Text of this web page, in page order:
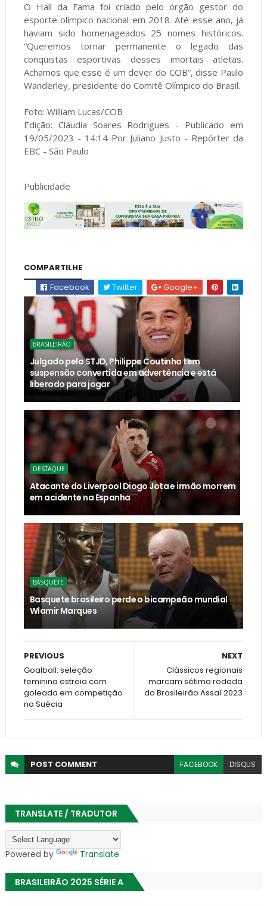
O Hall da Fama foi criado pelo órgão gestor do
esporte olímpico nacional em 2018. Até esse ano, já
haviam sido homenageados 25 nomes históricos.
“Queremos tornar permanente o legado das
conquistas esportivas desses imortais atletas.
Achamos que esse é um dever do COB”, disse Paulo
Wanderley, presidente do Comitê Olímpico do Brasil.
Foto: William Lucas/COB
Edição: Cláudia Soares Rodrigues - Publicado em
19/05/2023 - 14:14 Por Juliano Justo - Repórter da
EBC - São Paulo
Publicidade
COMPARTILHE
Facebook
Twitter Google+
BRASILEIRÃO
Julgado pelo STJD, Philippe Coutinho tem
suspensão convertida em advertência e está
liberado para jogar
DESTAQUE
Atacante do Liverpool Diogo Jota e irmão morrem
em acidente na Espanha
BASQUETE
Basquete brasileiro perde o bicampeão mundial
Wlamir Marques
NEXT
Clássicos regionais
marcam sétima rodada
do Brasileirão Assaí 2023
PREVIOUS
Goalball: seleção
feminina estreia com
goleada em competição
na Suécia
POST COMMENT FACEBOOK DISQUS
TRANSLATE / TRADUTOR
Powered by Translate
BRASILEIRÃO 2025 SÉRIE A